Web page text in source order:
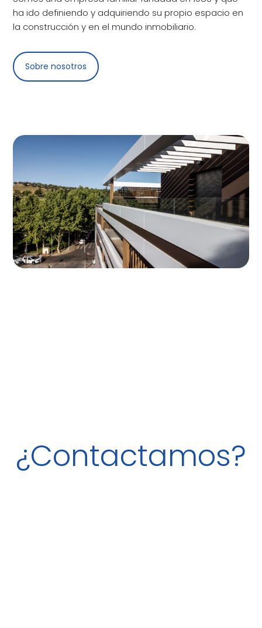
ha ido definiendo y adquiriendo su propio espacio en
la construcción y en el mundo inmobiliario.
Sobre nosotros
¿Contactamos?